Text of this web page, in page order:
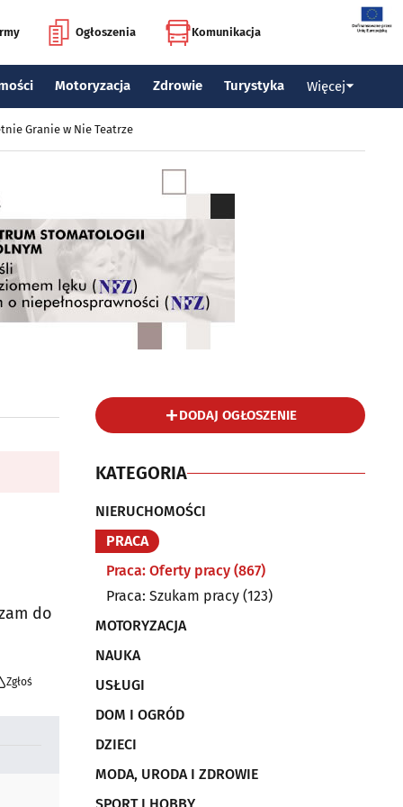
Ogłoszenia Komunikacja
Motoryzacja Zdrowie Turystyka Więcej
Granie w Nie Teatrze
do
Zgłoś
DODAJ OGŁOSZENIE
KATEGORIA
NIERUCHOMOŚCI
PRACA
Praca: Oferty pracy (867)
Praca: Szukam pracy (123)
MOTORYZACJA
NAUKA
USŁUGI
DOM I OGRÓD
DZIECI
MODA, URODA I ZDROWIE